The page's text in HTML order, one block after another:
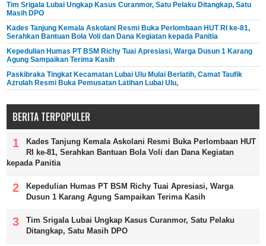
Tim Srigala Lubai Ungkap Kasus Curanmor, Satu Pelaku Ditangkap, Satu
Masih DPO
Kades Tanjung Kemala Askolani Resmi Buka Perlombaan HUT RI ke-81,
Serahkan Bantuan Bola Voli dan Dana Kegiatan kepada Panitia
Kepedulian Humas PT BSM Richy Tuai Apresiasi, Warga Dusun 1 Karang
Agung Sampaikan Terima Kasih
Paskibraka Tingkat Kecamatan Lubai Ulu Mulai Berlatih, Camat Taufik
Azrulah Resmi Buka Pemusatan Latihan Lubai Ulu,
BERITA TERPOPULER
Kades Tanjung Kemala Askolani Resmi Buka Perlombaan HUT
RI ke-81, Serahkan Bantuan Bola Voli dan Dana Kegiatan
kepada Panitia
Kepedulian Humas PT BSM Richy Tuai Apresiasi, Warga
Dusun 1 Karang Agung Sampaikan Terima Kasih
Tim Srigala Lubai Ungkap Kasus Curanmor, Satu Pelaku
Ditangkap, Satu Masih DPO